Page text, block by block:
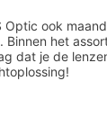
ook
het
dat je de